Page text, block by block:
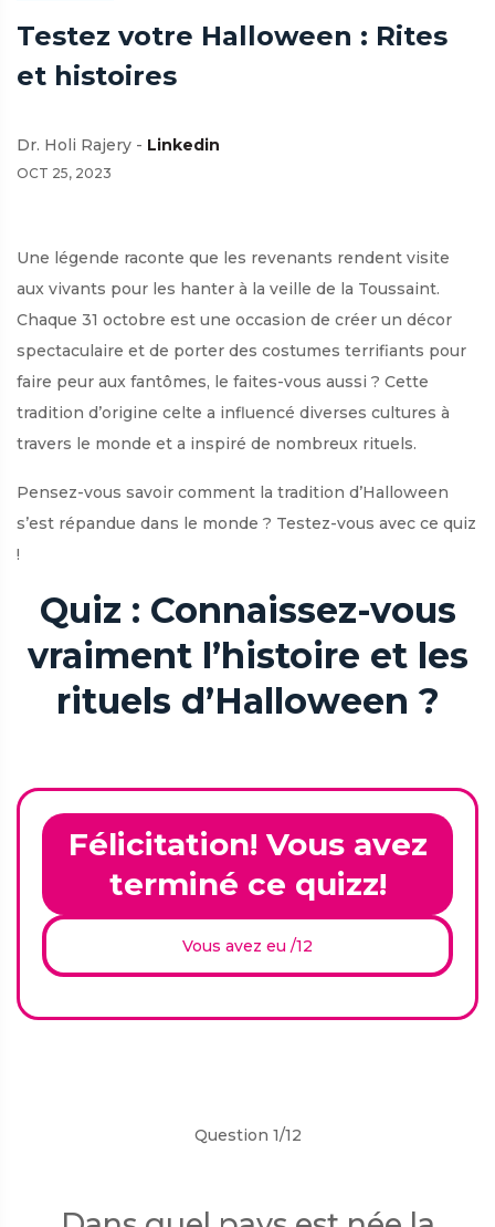
Testez votre Halloween : Rites
et histoires
Dr. Holi Rajery - Linkedin
OCT 25, 2023
Une légende raconte que les revenants rendent visite
aux vivants pour les hanter à la veille de la Toussaint.
Chaque 31 octobre est une occasion de créer un décor
spectaculaire et de porter des costumes terrifiants pour
faire peur aux fantômes, le faites-vous aussi ? Cette
tradition d’origine celte a influencé diverses cultures à
travers le monde et a inspiré de nombreux rituels.
Pensez-vous savoir comment la tradition d’Halloween
s’est répandue dans le monde ? Testez-vous avec ce quiz
!
Quiz : Connaissez-vous
vraiment l’histoire et les
rituels d’Halloween ?
Félicitation! Vous avez
terminé ce quizz!
Vous avez eu /12
Question 1/12